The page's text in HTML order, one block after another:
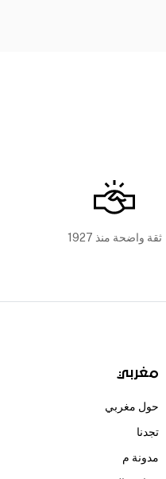
ثقة واضحة منذ 1927
مغربي
حول مغربي
تجدنا
مدونة م